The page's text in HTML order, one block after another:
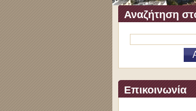
Αναζήτηση
ιστότοπο
Επικοινωνία